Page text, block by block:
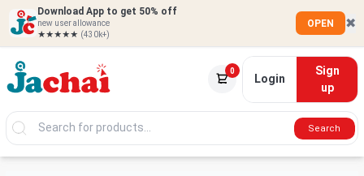
Download App to get 50% off
new user allowance
★★★★★ (430k+)
OPEN ✖
0
Login
Sign
up
Search